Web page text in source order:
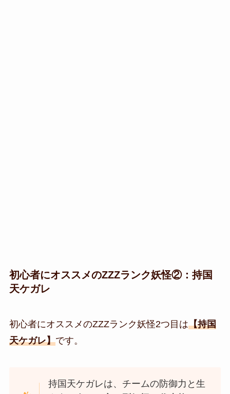
初心者にオススメのZZZランク妖怪②： 持国
天ケガレ
初心者にオススメのZZZランク妖怪2つ目は【持国
天ケガレ】です。
持国天ケガレは、チームの防御力と生